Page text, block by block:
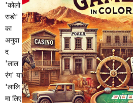
'कोलो
राडो'
का
अनुवा
द
'लाल
रंग' या
'लालि
मा लिए